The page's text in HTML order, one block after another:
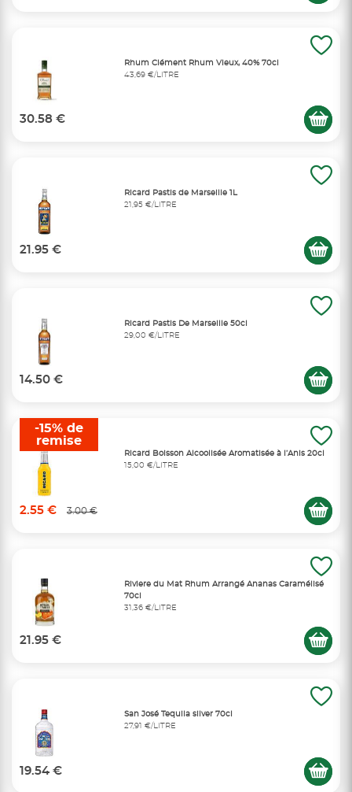
Rhum Clément Rhum Vieux, 40% 70cl
43,69 €/LITRE
30.58 €
Ricard Pastis de Marseille 1L
21,95 €/LITRE
21.95 €
Ricard Pastis De Marseille 50cl
29,00 €/LITRE
14.50 €
Ricard Boisson Alcoolisée Aromatisée à l’Anis 20cl
15,00 €/LITRE
2.55 € 3.00 €
-15% de
remise
Riviere du Mat Rhum Arrangé Ananas Caramélisé
70cl
31,36 €/LITRE
21.95 €
San José Tequila silver 70cl
27,91 €/LITRE
19.54 €